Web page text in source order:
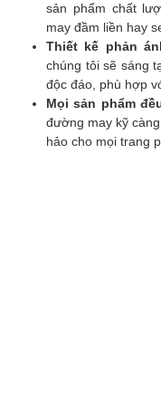
sản phẩm chất
may đầm liền hay
Thiết kế phản
chúng tôi sẽ sáng
độc đáo, phù hợp
Mọi sản phẩm
đường may kỹ
hảo cho mọi trang